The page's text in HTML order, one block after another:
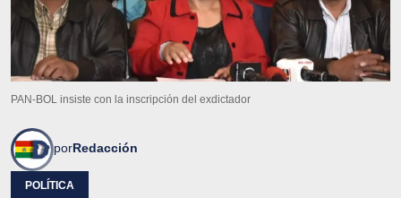
PAN-BOL insiste con la inscripción del exdictador
porRedacción
POLÍTICA